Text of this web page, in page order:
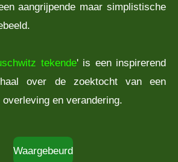
aangrijpende maar simplistische
tekende' is een inspirerend
over de zoektocht van een
en verandering.
Waargebeurd